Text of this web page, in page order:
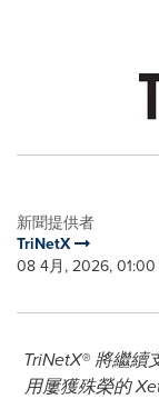
新聞提供者
TriNetX
08 4月, 2026, 01:00
TriNetX® 將繼續
用屢獲殊榮的